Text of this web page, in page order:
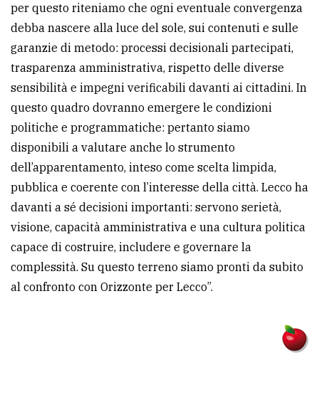
per questo riteniamo che ogni eventuale convergenza
debba nascere alla luce del sole, sui contenuti e sulle
garanzie di metodo: processi decisionali partecipati,
trasparenza amministrativa, rispetto delle diverse
sensibilità e impegni verificabili davanti ai cittadini. In
questo quadro dovranno emergere le condizioni
politiche e programmatiche: pertanto siamo
disponibili a valutare anche lo strumento
dell’apparentamento, inteso come scelta limpida,
pubblica e coerente con l’interesse della città. Lecco ha
davanti a sé decisioni importanti: servono serietà,
visione, capacità amministrativa e una cultura politica
capace di costruire, includere e governare la
complessità. Su questo terreno siamo pronti da subito
al confronto con Orizzonte per Lecco”.